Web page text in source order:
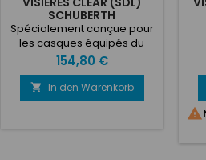
SCHUBERTH
Spécialement conçue pour
les casques équipés du
mécanisme SDL et
fabriquée pour s'adapter
parfaitement sans
interstices aux caques
Preis
154,80 €
 In den Warenkorb
